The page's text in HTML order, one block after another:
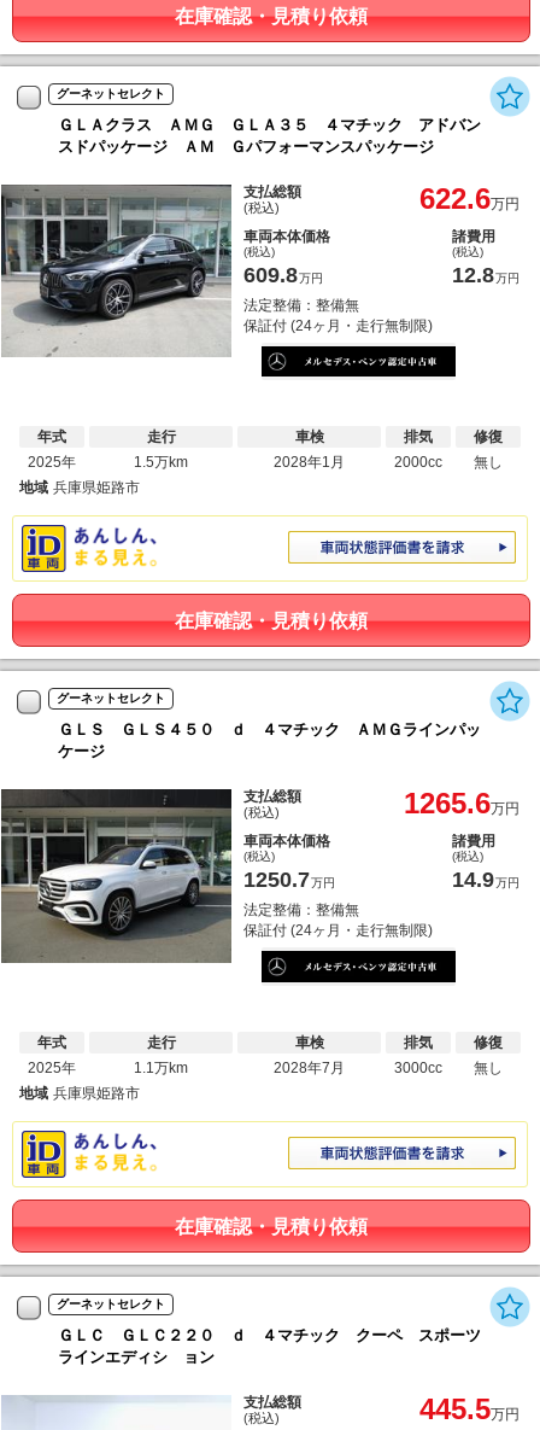
在庫確認・見積り依頼
グーネットセレクト
ＧＬＡクラス ＡＭＧ ＧＬＡ３５ ４マチック アドバン
スドパッケージ ＡＭ Ｇパフォーマンスパッケージ
支払総額
(税込) 622.6万円
車両本体価格
(税込)
609.8万円
諸費用
(税込)
12.8万円
法定整備：整備無
保証付 (24ヶ月・走行無制限)
年式
2025年
走行
1.5万km
車検
2028年1月
排気
2000cc
修復
無し
地域 兵庫県姫路市
在庫確認・見積り依頼
グーネットセレクト
ＧＬＳ ＧＬＳ４５０ ｄ ４マチック ＡＭＧラインパッ
ケージ
支払総額
(税込) 1265.6万円
車両本体価格
(税込)
1250.7万円
諸費用
(税込)
14.9万円
法定整備：整備無
保証付 (24ヶ月・走行無制限)
年式
2025年
走行
1.1万km
車検
2028年7月
排気
3000cc
修復
無し
地域 兵庫県姫路市
在庫確認・見積り依頼
グーネットセレクト
ＧＬＣ ＧＬＣ２２０ ｄ ４マチック クーペ スポーツ
ラインエディシ ョン
支払総額
(税込) 445.5万円